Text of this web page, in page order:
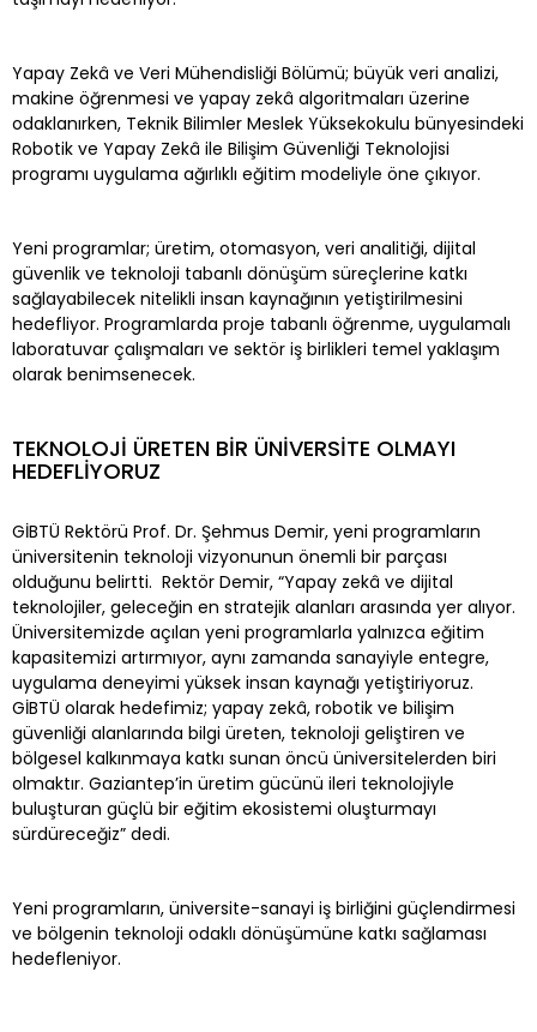
Yapay Zekâ ve Veri Mühendisliği Bölümü; büyük veri analizi,
makine öğrenmesi ve yapay zekâ algoritmaları üzerine
odaklanırken, Teknik Bilimler Meslek Yüksekokulu bünyesindeki
Robotik ve Yapay Zekâ ile Bilişim Güvenliği Teknolojisi
programı uygulama ağırlıklı eğitim modeliyle öne çıkıyor.
Yeni programlar; üretim, otomasyon, veri analitiği, dijital
güvenlik ve teknoloji tabanlı dönüşüm süreçlerine katkı
sağlayabilecek nitelikli insan kaynağının yetiştirilmesini
hedefliyor. Programlarda proje tabanlı öğrenme, uygulamalı
laboratuvar çalışmaları ve sektör iş birlikleri temel yaklaşım
olarak benimsenecek.
TEKNOLOJİ ÜRETEN BİR ÜNİVERSİTE OLMAYI
HEDEFLİYORUZ
GİBTÜ Rektörü Prof. Dr. Şehmus Demir, yeni programların
üniversitenin teknoloji vizyonunun önemli bir parçası
olduğunu belirtti. Rektör Demir, “Yapay zekâ ve dijital
teknolojiler, geleceğin en stratejik alanları arasında yer alıyor.
Üniversitemizde açılan yeni programlarla yalnızca eğitim
kapasitemizi artırmıyor, aynı zamanda sanayiyle entegre,
uygulama deneyimi yüksek insan kaynağı yetiştiriyoruz.
GİBTÜ olarak hedefimiz; yapay zekâ, robotik ve bilişim
güvenliği alanlarında bilgi üreten, teknoloji geliştiren ve
bölgesel kalkınmaya katkı sunan öncü üniversitelerden biri
olmaktır. Gaziantep’in üretim gücünü ileri teknolojiyle
buluşturan güçlü bir eğitim ekosistemi oluşturmayı
sürdüreceğiz” dedi.
Yeni programların, üniversite-sanayi iş birliğini güçlendirmesi
ve bölgenin teknoloji odaklı dönüşümüne katkı sağlaması
hedefleniyor.